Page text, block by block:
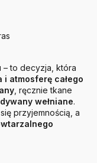
– to decyzja, która
atmosferę całego
, ręcznie tkane
dywany wełniane.
przyjemnością, a